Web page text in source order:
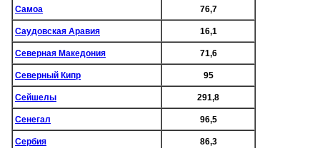
Самоа 76,7
Саудовская Аравия 16,1
Северная Македония 71,6
Северный Кипр 95
Сейшелы 291,8
Сенегал 96,5
Сербия 86,3